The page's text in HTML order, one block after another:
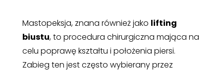
Mastopeksja, znana również jako lifting
biustu, to procedura chirurgiczna mająca na
celu poprawę kształtu i położenia piersi.
Zabieg ten jest często wybierany przez